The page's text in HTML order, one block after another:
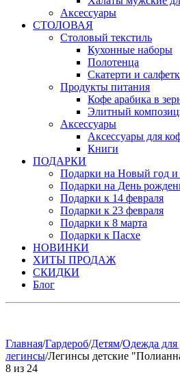
Аксессуары
СТОЛОВАЯ
Столовый текстиль
Кухонные наборы
Полотенца
Скатерти и
Продукты питания
Кофе арабика в
Элитный
Аксессуары
Аксессуары для
Книги
ПОДАРКИ
Подарки на Новый год и
Подарки на День
Подарки к 14 февраля
Подарки к 23 февраля
Подарки к 8 марта
Подарки к Пасхе
НОВИНКИ
ХИТЫ ПРОДАЖ
СКИДКИ
Блог
Главная/Гардероб/Детям/Одежда для
легинсы/Легинсы детские
8 из 24